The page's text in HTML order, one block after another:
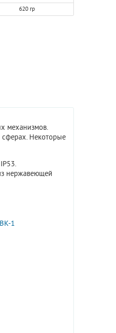
620 гр
механизмов.
сферах. Некоторые
нержавеющей